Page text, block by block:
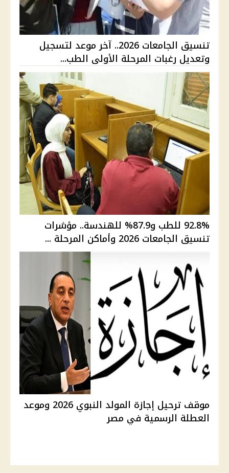
تنسيق الجامعات 2026.. آخر موعد لتسجيل
وتعديل رغبات المرحلة الأولى الطب...
92.8% للطب و87.9% للهندسة.. مؤشرات
تنسيق الجامعات 2026 وأماكن المرحلة ...
موقف ترحيل إجازة المولد النبوي 2026 وموعد
العطلة الرسمية في مصر